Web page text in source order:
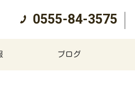
0555-84-3575
ブログ